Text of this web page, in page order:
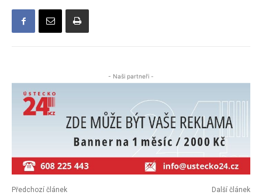
- Naši partneři -
Předchozí článek Další článek